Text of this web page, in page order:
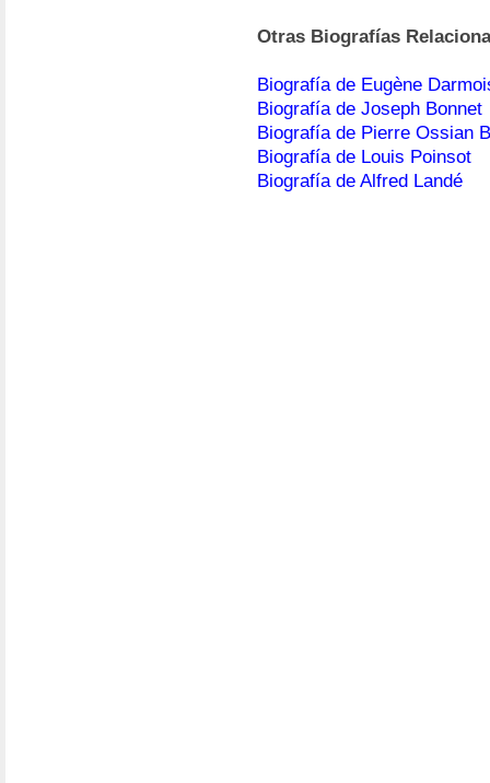
Otras Biografías
Biografía de Eugène
Biografía de Joseph Bonnet
Biografía de Pierre Ossian
Biografía de Louis Poinsot
Biografía de Alfred Landé